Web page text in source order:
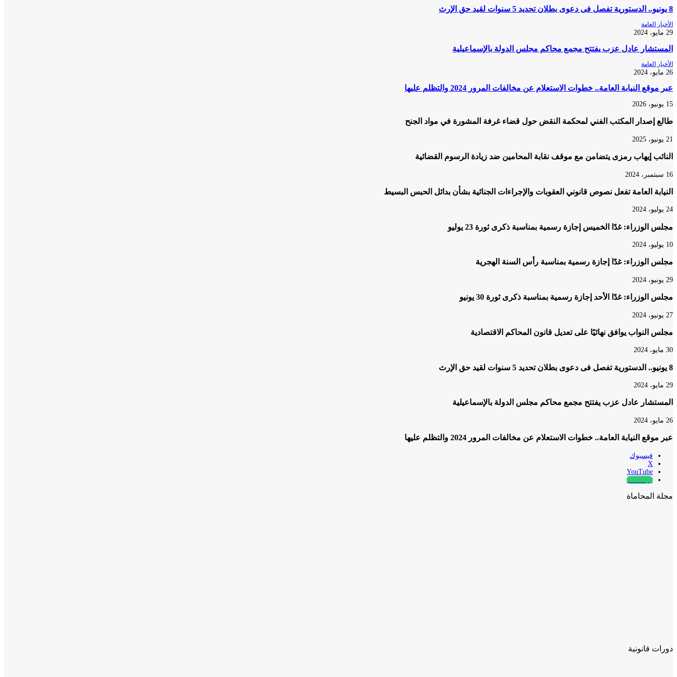
8 يونيو.. الدستورية تفصل فى دعوى بطلان تحديد 5 سنوات لقيد حق الإرث
الأخبار العامة
29 مايو، 2024
المستشار عادل عزب يفتتح مجمع محاكم مجلس الدولة بالإسماعيلية
الأخبار العامة
26 مايو، 2024
عبر موقع النيابة العامة.. خطوات الاستعلام عن مخالفات المرور 2024 والتظلم عليها
15 يونيو، 2026
طالع إصدار المكتب الفني لمحكمة النقض حول قضاء غرفة المشورة في مواد الجنح
21 يونيو، 2025
النائب إيهاب رمزى يتضامن مع موقف نقابة المحامين ضد زيادة الرسوم القضائية
16 سبتمبر، 2024
النيابة العامة تفعل نصوص قانوني العقوبات والإجراءات الجنائية بشأن بدائل الحبس البسيط
24 يوليو، 2024
مجلس الوزراء: غدًا الخميس إجازة رسمية بمناسبة ذكرى ثورة 23 يوليو
10 يوليو، 2024
مجلس الوزراء: غدًا إجازة رسمية بمناسبة رأس السنة الهجرية
29 يونيو، 2024
مجلس الوزراء: غدًا الأحد إجازة رسمية بمناسبة ذكرى ثورة 30 يونيو
27 يونيو، 2024
مجلس النواب يوافق نهائيًا على تعديل قانون المحاكم الاقتصادية
30 مايو، 2024
8 يونيو.. الدستورية تفصل فى دعوى بطلان تحديد 5 سنوات لقيد حق الإرث
29 مايو، 2024
المستشار عادل عزب يفتتح مجمع محاكم مجلس الدولة بالإسماعيلية
26 مايو، 2024
عبر موقع النيابة العامة.. خطوات الاستعلام عن مخالفات المرور 2024 والتظلم عليها
فيسبوك
‫X
‫YouTube
whatsapp
مجلة المحاماة
دورات قانونية